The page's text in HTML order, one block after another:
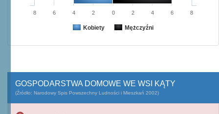
Kobiety Mężczyźni
8 6 4 2 0 2 4 6 8
GOSPODARSTWA DOMOWE WE WSI KĄTY
(Źródło: Narodowy Spis Powszechny Ludności i Mieszkań 2002)